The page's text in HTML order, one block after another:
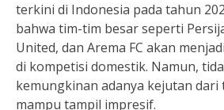
terkini di Indonesia pada tahun
bahwa tim-tim besar seperti
United, dan Arema FC akan
di kompetisi domestik. Namun,
kemungkinan adanya kejutan
mampu tampil impresif.